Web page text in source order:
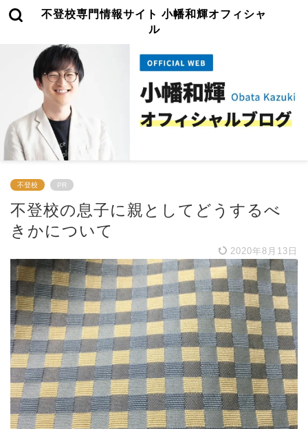
不登校専門情報サイト 小幡和輝オフィシャ
ル
不登校 PR
不登校の息子に親としてどうするべ
きかについて
2020年8月13日